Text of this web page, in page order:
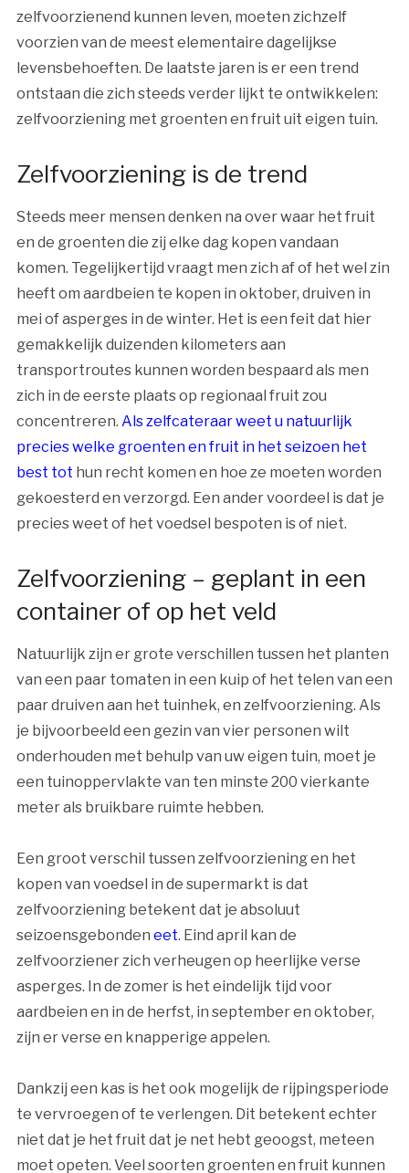
zelfvoorzienend kunnen leven, moeten zichzelf
voorzien van de meest elementaire dagelijkse
levensbehoeften. De laatste jaren is er een trend
ontstaan die zich steeds verder lijkt te ontwikkelen:
zelfvoorziening met groenten en fruit uit eigen tuin.
Zelfvoorziening is de trend
Steeds meer mensen denken na over waar het fruit
en de groenten die zij elke dag kopen vandaan
komen. Tegelijkertijd vraagt men zich af of het wel zin
heeft om aardbeien te kopen in oktober, druiven in
mei of asperges in de winter. Het is een feit dat hier
gemakkelijk duizenden kilometers aan
transportroutes kunnen worden bespaard als men
zich in de eerste plaats op regionaal fruit zou
concentreren. Als zelfcateraar weet u natuurlijk
precies welke groenten en fruit in het seizoen het
best tot hun recht komen en hoe ze moeten worden
gekoesterd en verzorgd. Een ander voordeel is dat je
precies weet of het voedsel bespoten is of niet.
Zelfvoorziening – geplant in een
container of op het veld
Natuurlijk zijn er grote verschillen tussen het planten
van een paar tomaten in een kuip of het telen van een
paar druiven aan het tuinhek, en zelfvoorziening. Als
je bijvoorbeeld een gezin van vier personen wilt
onderhouden met behulp van uw eigen tuin, moet je
een tuinoppervlakte van ten minste 200 vierkante
meter als bruikbare ruimte hebben.
Een groot verschil tussen zelfvoorziening en het
kopen van voedsel in de supermarkt is dat
zelfvoorziening betekent dat je absoluut
seizoensgebonden eet. Eind april kan de
zelfvoorziener zich verheugen op heerlijke verse
asperges. In de zomer is het eindelijk tijd voor
aardbeien en in de herfst, in september en oktober,
zijn er verse en knapperige appelen.
Dankzij een kas is het ook mogelijk de rijpingsperiode
te vervroegen of te verlengen. Dit betekent echter
niet dat je het fruit dat je net hebt geoogst, meteen
moet opeten. Veel soorten groenten en fruit kunnen